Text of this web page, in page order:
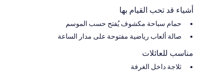
أشياء قد تحب القيام بها
حمام سباحة مكشوف يُفتح حسب الموسم
صالة ألعاب رياضية مفتوحة على مدار الساعة
مناسب للعائلات
ثلاجة داخل الغرفة